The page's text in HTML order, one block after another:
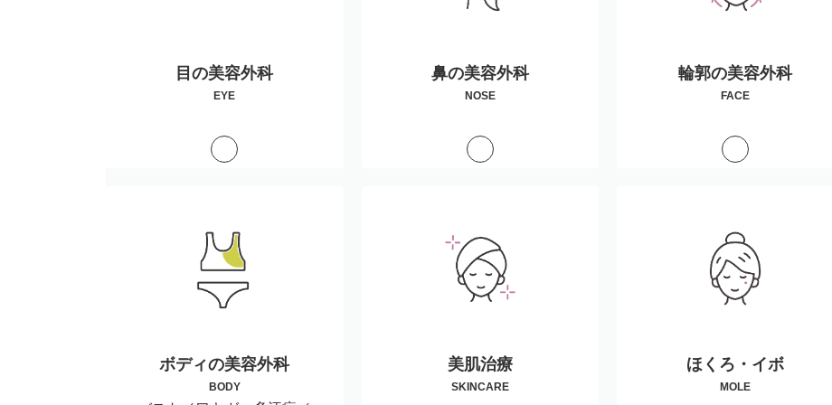
目の美容外科
EYE
鼻の美容外科
NOSE
輪郭の美容外科
FACE
ボディの美容外科
BODY
美肌治療
SKINCARE
ほくろ・イボ
MOLE